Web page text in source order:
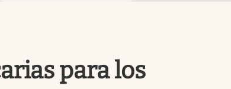
para los